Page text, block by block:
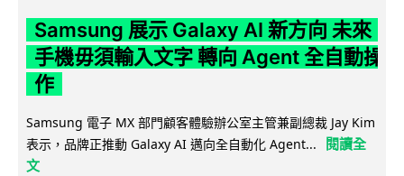
Samsung 展示 Galaxy AI 新方向 未來
手機毋須輸入文字 轉向 Agent 全自動操
作
Samsung 電子 MX 部門顧客體驗辦公室主管兼副總裁 Jay Kim
表示，品牌正推動 Galaxy AI 邁向全自動化 Agent...
閱讀全
文